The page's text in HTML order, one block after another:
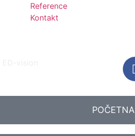
Reference
Kontakt
POČETNA